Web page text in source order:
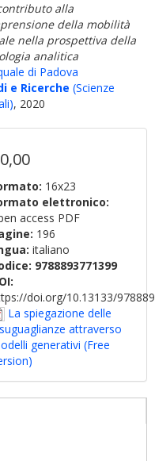
alla
della mobilità
nella prospettiva della
analitica
di Padova
e Ricerche (Scienze
, 2020
16x23
elettronico:
access PDF
196
italiano
9788893771399
doi.org/10.13133/
La spiegazione delle
attraverso
generativi (Free